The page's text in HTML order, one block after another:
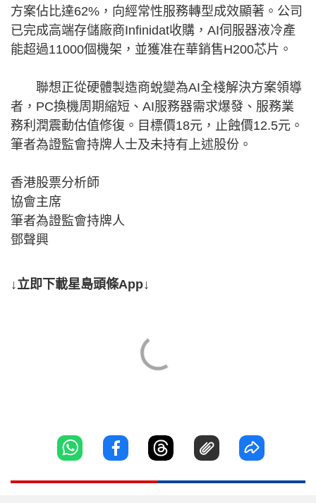
方案佔比達62%，向經常性服務轉型成效顯著。公司
已完成高端存儲廠商Infinidat收購，AI伺服器液冷產
能超過11000個機架，並獲准在華銷售H200芯片。
聯想正從硬體製造商蛻變為AI全棧解決方案領導
者，PC換機周期縮短、AI服務器需求爆發、服務業
務利潤震動估值修復。目標價18元，止蝕價12.5元。
筆者為證監會持牌人士及未持有上述股份。
香港股票分析師
協會主席
筆者為證監會持牌人
鄧聲興
↓立即下載星島頭條App↓